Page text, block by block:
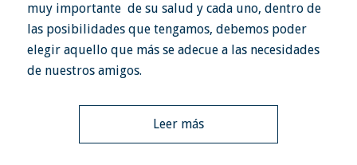
muy importante de su salud y cada uno, dentro de
las posibilidades que tengamos, debemos poder
elegir aquello que más se adecue a las necesidades
de nuestros amigos.
Leer más